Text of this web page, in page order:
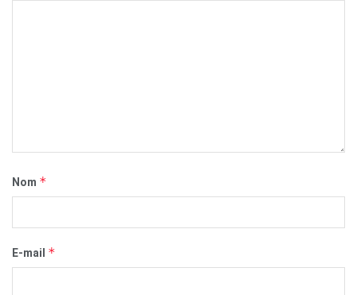
Nom *
E-mail *